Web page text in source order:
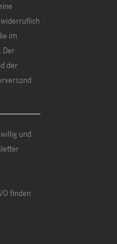
im
Der
der
und
finden